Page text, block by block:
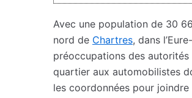
Avec une population de 30
nord de Chartres, dans
préoccupations des
quartier aux automobilistes
les coordonnées pour